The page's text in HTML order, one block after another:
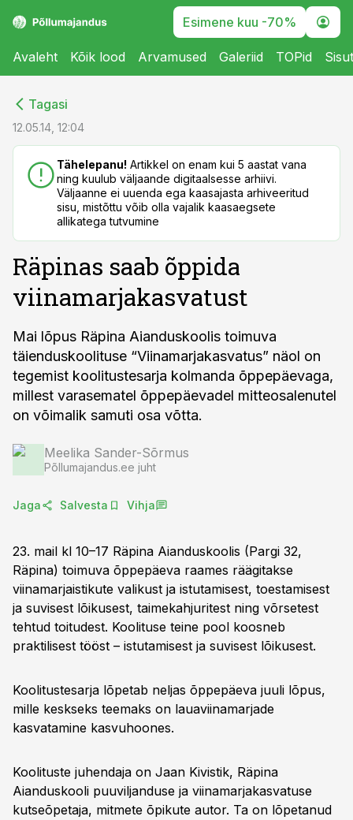
Esimene kuu -70%
Avaleht Kõik lood Arvamused Galeriid TOPid
Tagasi
12.05.14, 12:04
Tähelepanu! Artikkel on enam kui 5 aastat vana
ning kuulub väljaande digitaalsesse arhiivi.
Väljaanne ei uuenda ega kaasajasta arhiveeritud
sisu, mistõttu võib olla vajalik kaasaegsete
allikatega tutvumine
Räpinas saab õppida
viinamarjakasvatust
Mai lõpus Räpina Aianduskoolis toimuva
täienduskoolituse “Viinamarjakasvatus” näol on
tegemist koolitustesarja kolmanda õppepäevaga,
millest varasematel õppepäevadel mitteosalenutel
on võimalik samuti osa võtta.
Meelika Sander-Sõrmus
Põllumajandus.ee juht
Jaga Salvesta Vihja
23. mail kl 10–17 Räpina Aianduskoolis (Pargi 32,
Räpina) toimuva õppepäeva raames räägitakse
viinamarjaistikute valikust ja istutamisest, toestamisest
ja suvisest lõikusest, taimekahjuritest ning võrsetest
tehtud toitudest. Koolituse teine pool koosneb
praktilisest tööst – istutamisest ja suvisest lõikusest.
Koolitustesarja lõpetab neljas õppepäeva juuli lõpus,
mille keskseks teemaks on lauaviinamarjade
kasvatamine kasvuhoones.
Koolituste juhendaja on Jaan Kivistik, Räpina
Aianduskooli puuviljanduse ja viinamarjakasvatuse
kutseõpetaja, mitmete õpikute autor. Ta on lõpetanud